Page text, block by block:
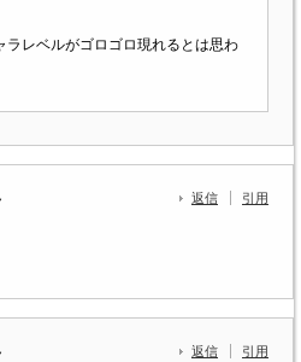
ラレベルがゴロゴロ現れるとは思わ
返信 引用
返信 引用